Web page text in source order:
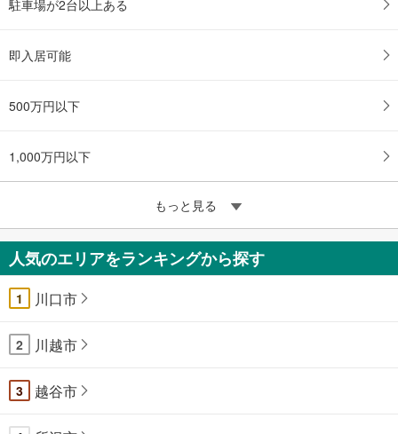
駐車場が2台以上ある
即入居可能
500万円以下
1,000万円以下
もっと見る
人気のエリアをランキングから探す
1 川口市
2 川越市
3 越谷市